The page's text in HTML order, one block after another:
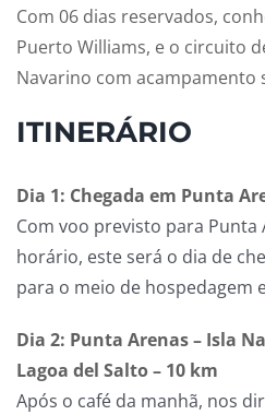
Com 06 dias reservados,
Puerto Williams, e o circuito
Navarino com acampamento
ITINERÁRIO
Dia 1: Chegada em Punta
Com voo previsto para
horário, este será o dia de
para o meio de hospedagem
Dia 2: Punta Arenas – Isla
Lagoa del Salto – 10 km
Após o café da manhã, nos